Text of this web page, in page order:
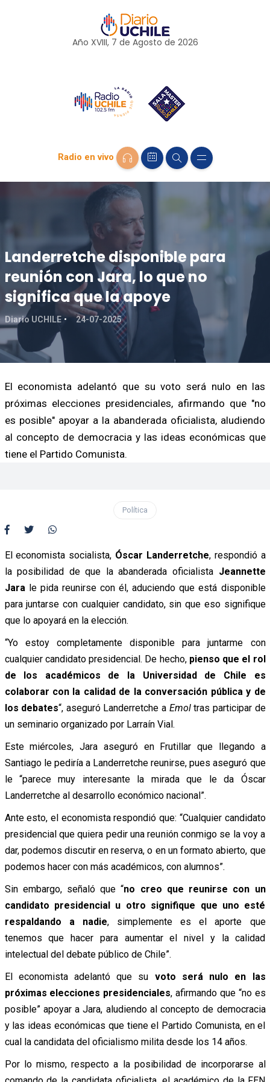
Año XVIII, 7 de Agosto de 2026
Radio en vivo
Landerretche disponible para
reunión con Jara, lo que no
significa que la apoye
Diario UCHILE 24-07-2025
El economista adelantó que su voto será nulo en las
próximas elecciones presidenciales, afirmando que "no
es posible" apoyar a la abanderada oficialista, aludiendo
al concepto de democracia y las ideas económicas que
tiene el Partido Comunista.
Política
El economista socialista, Óscar Landerretche, respondió a
la posibilidad de que la abanderada oficialista Jeannette
Jara le pida reunirse con él, aduciendo que está disponible
para juntarse con cualquier candidato, sin que eso signifique
que lo apoyará en la elección.
“Yo estoy completamente disponible para juntarme con
cualquier candidato presidencial. De hecho, pienso que el rol
de los académicos de la Universidad de Chile es
colaborar con la calidad de la conversación pública y de
los debates“, aseguró Landerretche a Emoltras participar de
un seminario organizado por Larraín Vial.
Este miércoles, Jara aseguró en Frutillar que llegando a
Santiago le pediría a Landerretche reunirse, pues aseguró que
le “parece muy interesante la mirada que le da Óscar
Landerretche al desarrollo económico nacional”.
Ante esto, el economista respondió que: “Cualquier candidato
presidencial que quiera pedir una reunión conmigo se la voy a
dar, podemos discutir en reserva, o en un formato abierto, que
podemos hacer con más académicos, con alumnos”.
Sin embargo, señaló que “no creo que reunirse con un
candidato presidencial u otro signifique que uno esté
respaldando a nadie, simplemente es el aporte que
tenemos que hacer para aumentar el nivel y la calidad
intelectual del debate público de Chile”.
El economista adelantó que su voto será nulo en las
próximas elecciones presidenciales, afirmando que “no es
posible” apoyar a Jara, aludiendo al concepto de democracia
y las ideas económicas que tiene el Partido Comunista, en el
cual la candidata del oficialismo milita desde los 14 años.
Por lo mismo, respecto a la posibilidad de incorporarse al